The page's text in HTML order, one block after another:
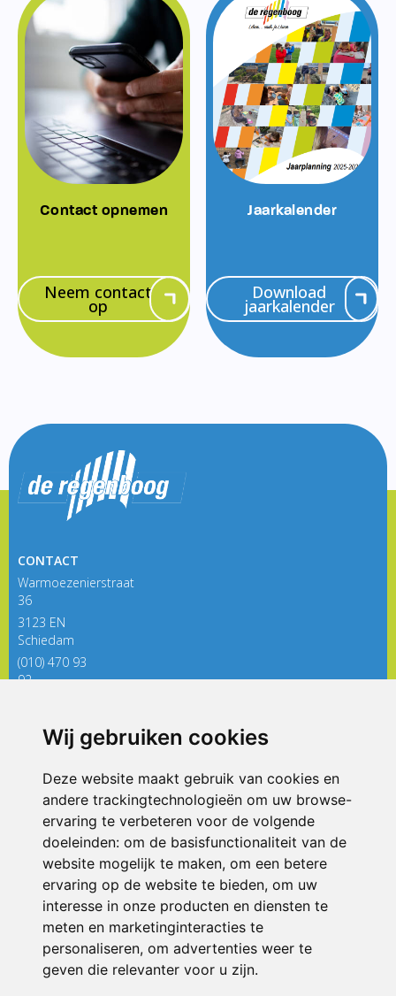
Wij gebruiken cookies
Deze website maakt gebruik van cookies en
andere trackingtechnologieën om uw browse-
ervaring te verbeteren voor de volgende
doeleinden: om de basisfunctionaliteit van de
website mogelijk te maken, om een betere
ervaring op de website te bieden, om uw
interesse in onze producten en diensten te
meten en marketinginteracties te
personaliseren, om advertenties weer te
geven die relevanter voor u zijn.
Contact opnemen
Neem contact
op
Jaarkalender
Download
jaarkalender
CONTACT
Warmoezenierstraat
36
3123 EN
Schiedam
(010) 470 93
92
ONDERDEEL VAN
© 2026 De Regenboog | Alle rechten voorbehouden
Privacy policy|Disclaimer| Klachtenregeling|RSIN en Anbi
voorkeuren